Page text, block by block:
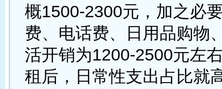
概1500-2300元，加之必
费、电话费、日用品购物
活开销为1200-2500元左
租后，日常性支出占比就